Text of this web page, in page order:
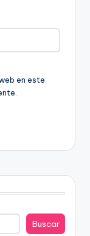
en este
Buscar